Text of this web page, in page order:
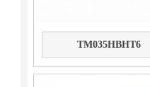
TM035HBHT6